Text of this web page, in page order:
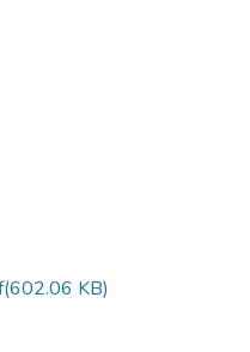
(602.06 KB)